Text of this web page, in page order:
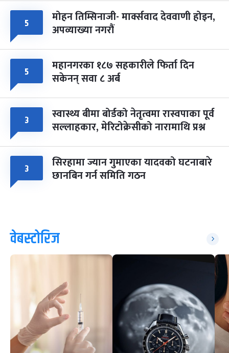
५ मोहन तिम्सिनाजी- मार्क्सवाद देववाणी होइन,
अपव्याख्या नगरौं
५ महानगरका १८७ सहकारीले फिर्ता दिन
सकेनन् सवा ८ अर्ब
३ स्वास्थ्य बीमा बोर्डको नेतृत्वमा रास्वपाका पूर्व
सल्लाहकार, मेरिटोक्रेसीको नारामाथि प्रश्न
३ सिरहामा ज्यान गुमाएका यादवको घटनाबारे
छानबिन गर्न समिति गठन
वेबस्टोरिज